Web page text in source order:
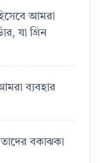
আমরা
যা গ্রিন
ব্যবহার
বকাঝকা